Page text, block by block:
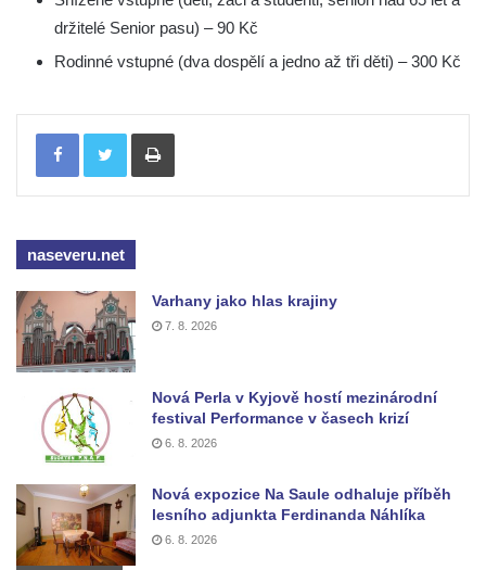
držitelé Senior pasu) – 90 Kč
Rodinné vstupné (dva dospělí a jedno až tři děti) – 300 Kč
Tisknout
naseveru.net
Varhany jako hlas krajiny
7. 8. 2026
Nová Perla v Kyjově hostí mezinárodní
festival Performance v časech krizí
6. 8. 2026
Nová expozice Na Saule odhaluje příběh
lesního adjunkta Ferdinanda Náhlíka
6. 8. 2026